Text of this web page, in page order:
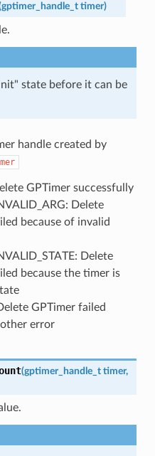
gptimer_handle_t timer)
state before it can be
handle created by
GPTimer successfully
Delete
because of invalid
Delete
because the timer is
GPTimer failed
error
(gptimer_handle_t timer,